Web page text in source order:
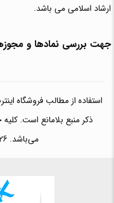
ارشاد اسلامی می باشد.
جهت بررسی نمادها و
استفاده از مطالب فروشگاه
ذکر منبع بلامانع است.
می‌باشد. Copyright © 2016 - 2026